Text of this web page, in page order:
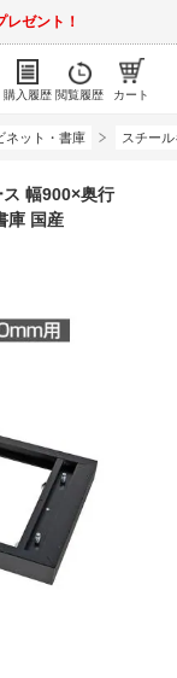
ゼント！
購入履歴 閲覧履歴 カート
ネット・書庫 スチー
幅900×奥行
庫 国産